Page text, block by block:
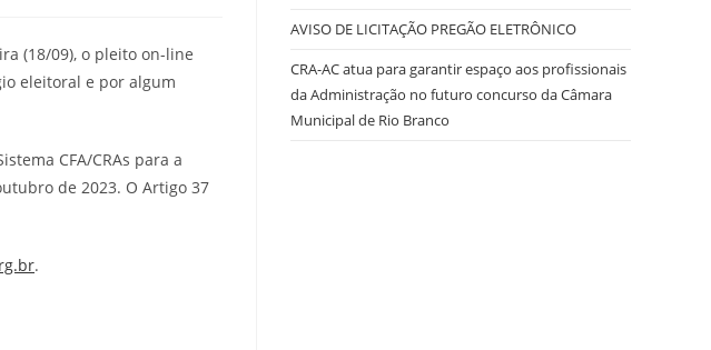
(18/09), o pleito on-line
eleitoral e por algum
CFA/CRAs para a
de 2023. O Artigo 37
.
AVISO DE LICITAÇÃO PREGÃO ELETRÔNICO
CRA-AC atua para garantir espaço aos profissionais
da Administração no futuro concurso da Câmara
Municipal de Rio Branco